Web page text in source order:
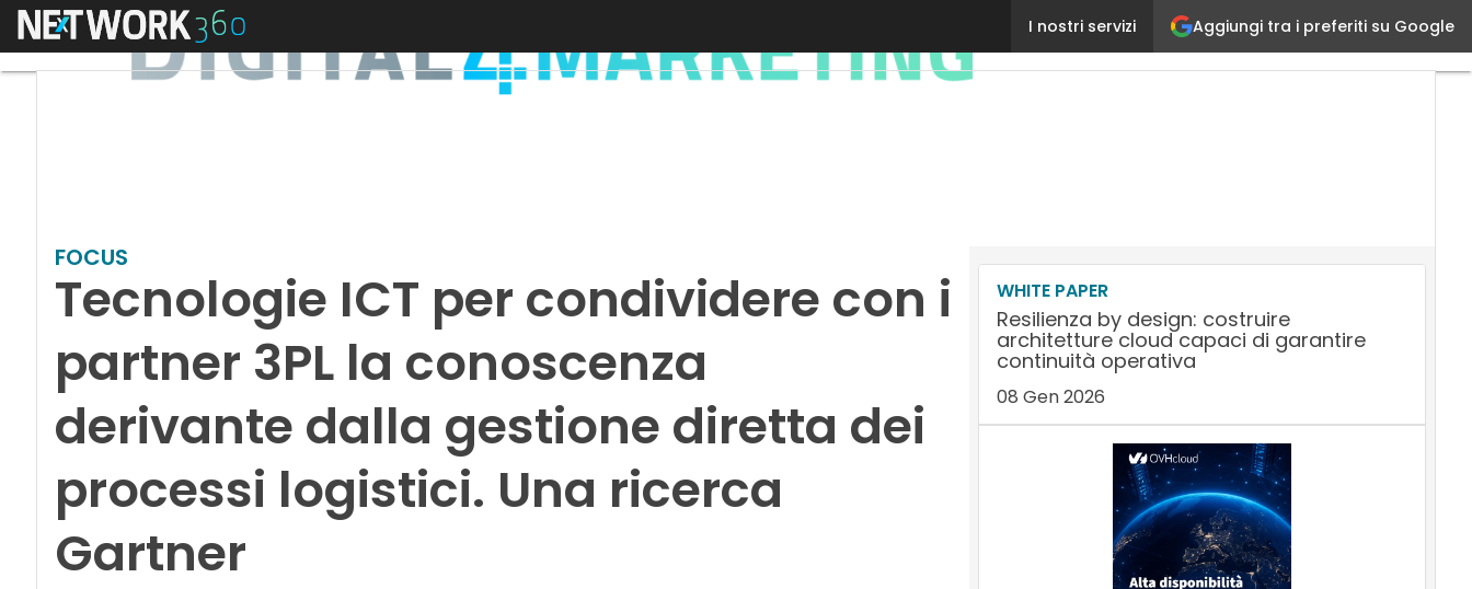
Aggiungi tra i preferiti su Google
I nostri servizi
Menu Tecnologie ICT per condividere con i partner
FOCUS
Tecnologie ICT per condividere con i
partner 3PL la conoscenza
derivante dalla gestione diretta dei
processi logistici. Una ricerca
Gartner
WHITE PAPER
Resilienza by design: costruire
architetture cloud capaci di garantire
continuità operativa
08 Gen 2026